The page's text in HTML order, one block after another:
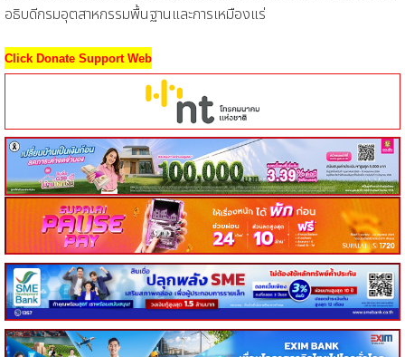
อธิบดีกรมอุตสาหกรรมพื้นฐานและการเหมืองแร่
Click Donate Support Web